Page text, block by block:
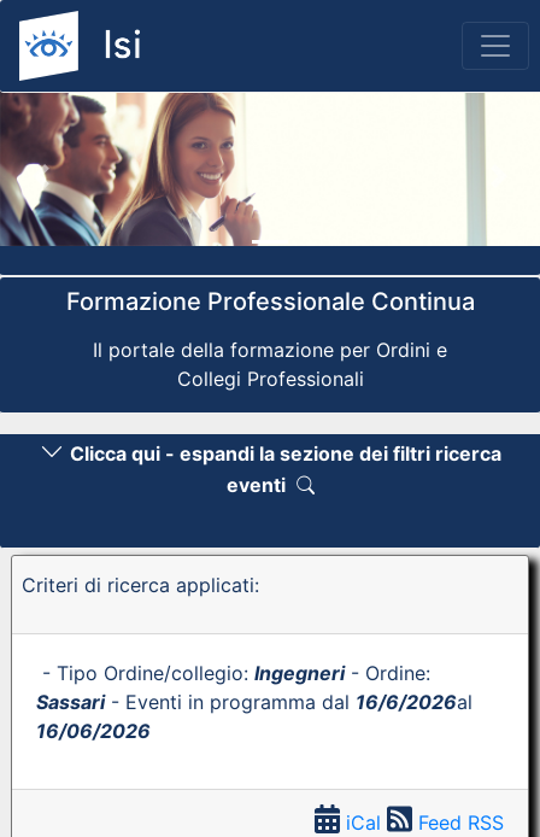
Previous
Formazione Professionale Continua
Il portale della formazione per Ordini e
Collegi Professionali
Clicca qui - espandi la sezione dei filtri ricerca
eventi
Criteri di ricerca applicati:
- Tipo Ordine/collegio: Ingegneri- Ordine:
Sassari- Eventi in programma dal 16/6/2026al
16/06/2026
iCal Feed RSS